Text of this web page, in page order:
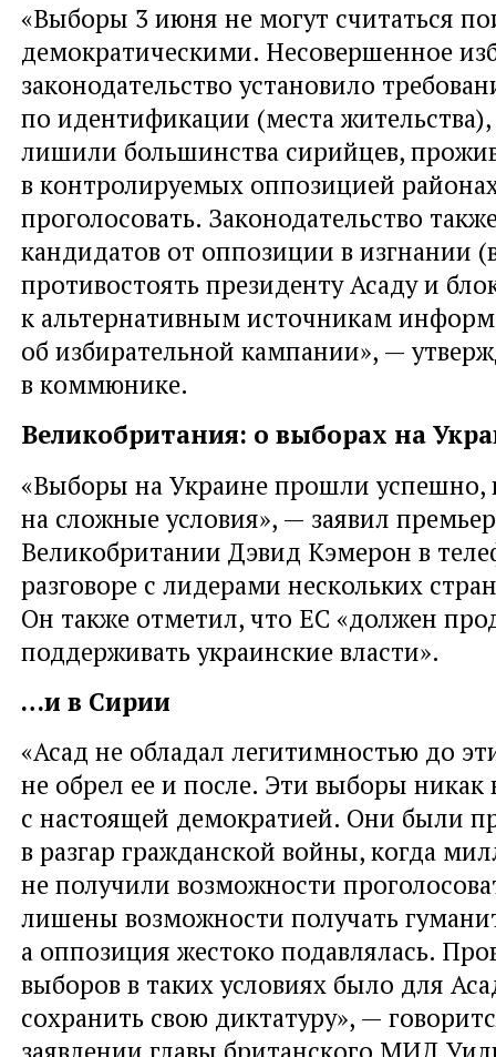
«Выборы 3 июня не могут считаться
демократическими. Несовершенное
законодательство установило
по идентификации (места
лишили большинства сирийцев,
в контролируемых оппозицией
проголосовать. Законодательство
кандидатов от оппозиции в изгнании
противостоять президенту Асаду и
к альтернативным источникам
об избирательной кампании», —
в коммюнике.
Великобритания: о выборах на
«Выборы на Украине прошли успешно,
на сложные условия», — заявил
Великобритании Дэвид Кэмерон в
разговоре с лидерами нескольких
Он также отметил, что ЕС «должен
поддерживать украинские власти».
…и в Сирии
«Асад не обладал легитимностью до
не обрел ее и после. Эти выборы никак
с настоящей демократией. Они были
в разгар гражданской войны, когда
не получили возможности
лишены возможности получать
а оппозиция жестоко подавлялась.
выборов в таких условиях было для
сохранить свою диктатуру», —
заявлении главы британского МИД